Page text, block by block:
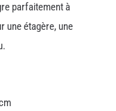
parfaitement à
une étagère, une